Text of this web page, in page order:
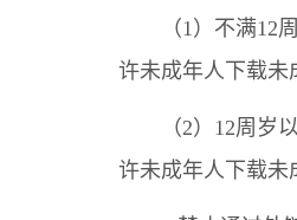
（1）不满
许未成年人下载未
（2）12周
许未成年人下载未